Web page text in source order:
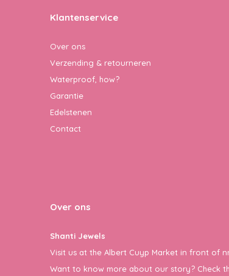
Klantenservice
Over ons
Verzending & retourneren
Waterproof, how?
Garantie
Edelstenen
Contact
Over ons
Shanti Jewels
Visit us at the Albert Cuyp Market in front of
Want to know more about our story? Check